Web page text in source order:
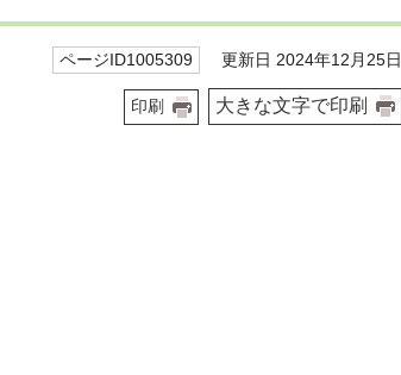
ページID1005309 更新日 2024年12月25日
印刷 大きな文字で印刷